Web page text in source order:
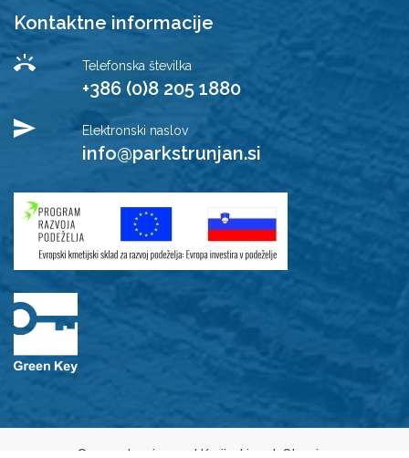
Kontaktne informacije
Telefonska številka
+386 (0)8 205 1880
Elektronski naslov
info@parkstrunjan.si
© 2021 Javni zavod Krajinski park Strunjan